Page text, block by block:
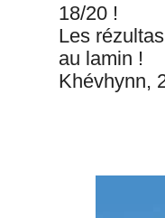
18/20 !
Les
au lamin !
Khévhynn,